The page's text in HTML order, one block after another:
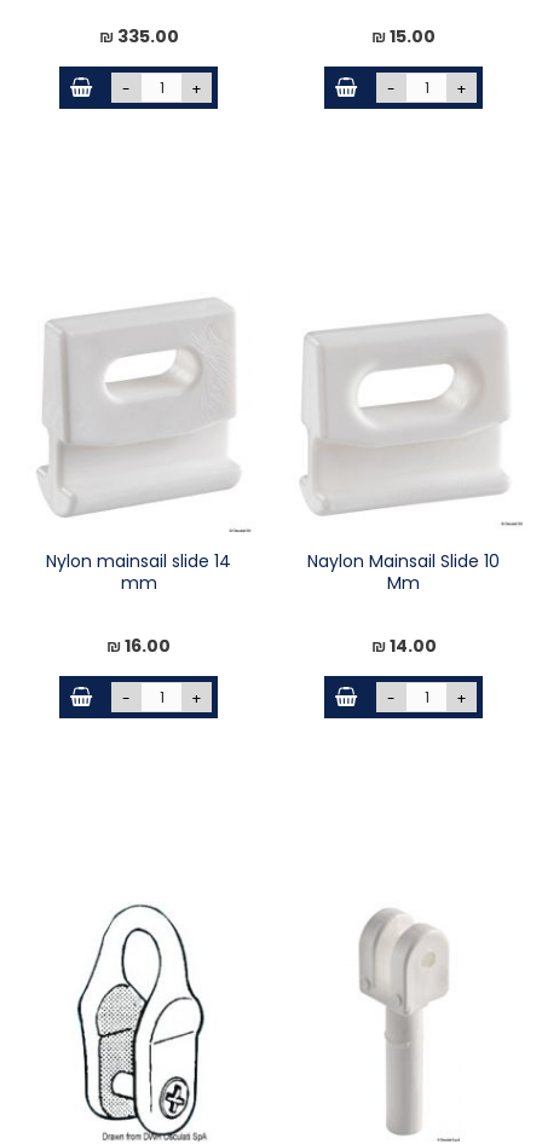
15.00 ₪
- +
335.00 ₪
- +
Naylon Mainsail Slide 10
Mm
14.00 ₪
- +
Nylon mainsail slide 14
mm
16.00 ₪
- +